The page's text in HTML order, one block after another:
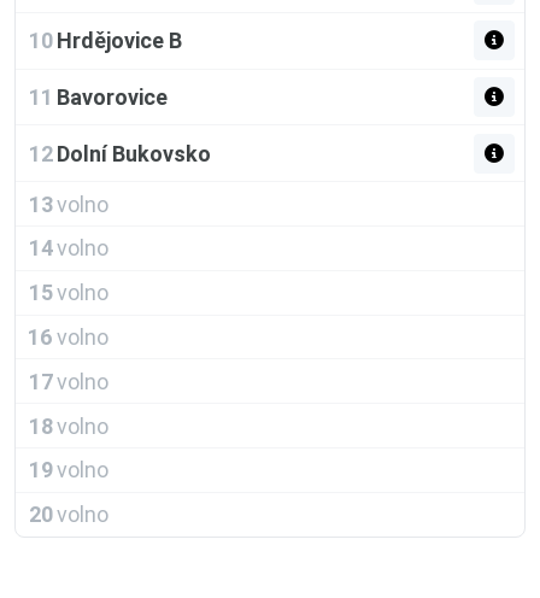
10 Hrdějovice B
11 Bavorovice
12 Dolní Bukovsko
13volno
14volno
15volno
16volno
17volno
18volno
19volno
20volno